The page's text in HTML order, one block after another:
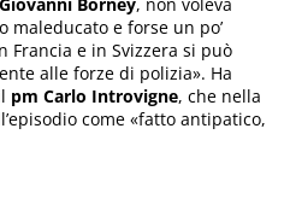
maleducato e forse un po’
Francia e in Svizzera si può
alle forze di polizia». Ha
pm Carlo Introvigne, che nella
come «fatto antipatico,